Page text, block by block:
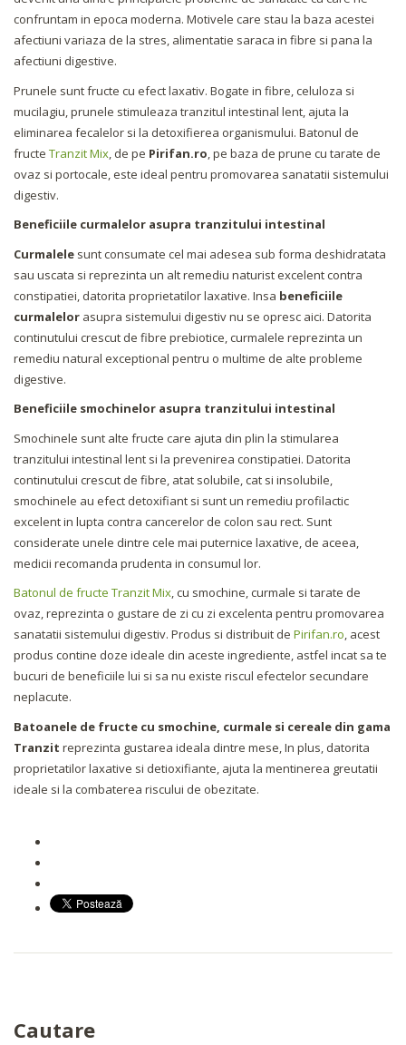
confruntam in epoca moderna. Motivele care stau la baza acestei
afectiuni variaza de la stres, alimentatie saraca in fibre si pana la
afectiuni digestive.
Prunele sunt fructe cu efect laxativ. Bogate in fibre, celuloza si
mucilagiu, prunele stimuleaza tranzitul intestinal lent, ajuta la
eliminarea fecalelor si la detoxifierea organismului. Batonul de
fructe Tranzit Mix, de pe Pirifan.ro, pe baza de prune cu tarate de
ovaz si portocale, este ideal pentru promovarea sanatatii sistemului
digestiv.
Beneficiile curmalelor asupra tranzitului intestinal
Curmalele sunt consumate cel mai adesea sub forma deshidratata
sau uscata si reprezinta un alt remediu naturist excelent contra
constipatiei, datorita proprietatilor laxative. Insa beneficiile
curmalelor asupra sistemului digestiv nu se opresc aici. Datorita
continutului crescut de fibre prebiotice, curmalele reprezinta un
remediu natural exceptional pentru o multime de alte probleme
digestive.
Beneficiile smochinelor asupra tranzitului intestinal
Smochinele sunt alte fructe care ajuta din plin la stimularea
tranzitului intestinal lent si la prevenirea constipatiei. Datorita
continutului crescut de fibre, atat solubile, cat si insolubile,
smochinele au efect detoxifiant si sunt un remediu profilactic
excelent in lupta contra cancerelor de colon sau rect. Sunt
considerate unele dintre cele mai puternice laxative, de aceea,
medicii recomanda prudenta in consumul lor.
Batonul de fructe Tranzit Mix, cu smochine, curmale si tarate de
ovaz, reprezinta o gustare de zi cu zi excelenta pentru promovarea
sanatatii sistemului digestiv. Produs si distribuit de Pirifan.ro, acest
produs contine doze ideale din aceste ingrediente, astfel incat sa te
bucuri de beneficiile lui si sa nu existe riscul efectelor secundare
neplacute.
Batoanele de fructe cu smochine, curmale si cereale din gama
Tranzit reprezinta gustarea ideala dintre mese, In plus, datorita
proprietatilor laxative si detioxifiante, ajuta la mentinerea greutatii
ideale si la combaterea riscului de obezitate.
Cautare